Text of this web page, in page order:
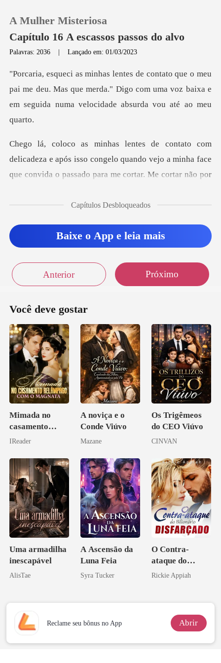
0
Loja
Sair
A Mulher Misteriosa
Capítulo 16 A escassos passos do alvo
Palavras: 2036 |Lançado em: 01/03/2023
u
pai me deu. Mas que merda." Digo com uma voz baixa e
e após isso congelo quando vejo a minha face
que convida o p
Capítulos Desbloqueados
Baixe o App e leia mais
Anterior Próximo
Você deve gostar
Mimada no
casamento
relâmpago com
IReader
A noviça e o
Conde Viúvo
Mazane
Os Trigêmeos
do CEO Viúvo
CINVAN
Uma armadilha
inescapável
AlisTae
A Ascensão da
Luna Feia
Syra Tucker
O Contra-
ataque do
Bilionário
Rickie Appiah
Reclame seu bônus no App Abrir